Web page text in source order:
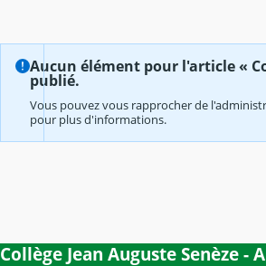
Aucun élément pour l'article «
publié.
Vous pouvez vous rapprocher de
pour plus d'informations.
Collège Jean Auguste Senèze -